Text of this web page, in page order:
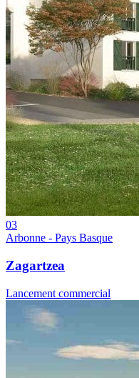
03
Arbonne - Pays Basque
Zagartzea
Lancement commercial